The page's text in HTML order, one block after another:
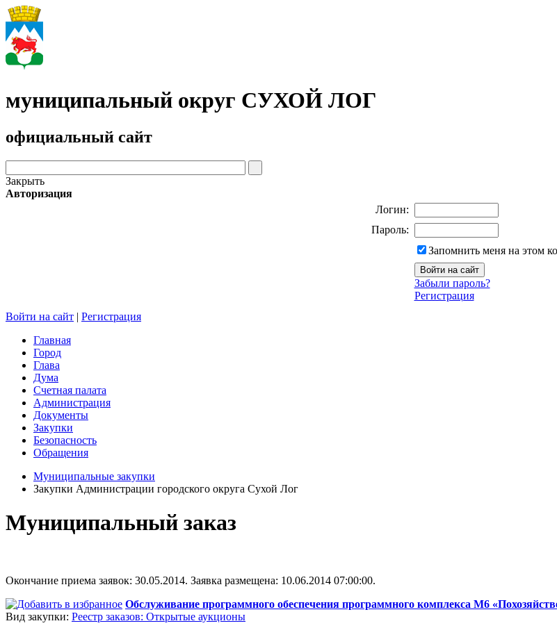
муниципальный округ СУХОЙ ЛОГ
официальный сайт
Закрыть
Авторизация
Логин:
Пароль:
Запомнить меня на этом
Забыли пароль?
Регистрация
Войти на сайт | Регистрация
Главная
Город
Глава
Дума
Счетная палата
Администрация
Документы
Закупки
Безопасность
Обращения
Муниципальные закупки
Закупки Администрации городского округа Сухой Лог
Муниципальный заказ
Окончание приема заявок: 30.05.2014. Заявка размещена: 10.06.2014 07:00:00.
Обслуживание программного обеспечения программного комплекса М6
Вид закупки: Реестр заказов: Открытые аукционы